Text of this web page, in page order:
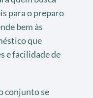
para o preparo
bem às
que
e facilidade de
conjunto se